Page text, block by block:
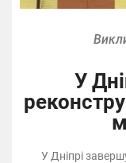
У
У Дніпрі